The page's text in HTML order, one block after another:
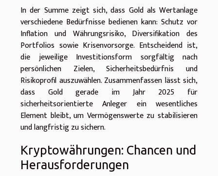
In der Summe zeigt sich, dass Gold als Wertanlage
verschiedene Bedürfnisse bedienen kann: Schutz vor
Inflation und Währungsrisiko, Diversifikation des
Portfolios sowie Krisenvorsorge. Entscheidend ist,
die jeweilige Investitionsform sorgfältig nach
persönlichen Zielen, Sicherheitsbedürfnis und
Risikoprofil auszuwählen. Zusammenfassen lässt sich,
dass Gold gerade im Jahr 2025 für
sicherheitsorientierte Anleger ein wesentliches
Element bleibt, um Vermögenswerte zu stabilisieren
und langfristig zu sichern.
Kryptowährungen: Chancen und
Herausforderungen